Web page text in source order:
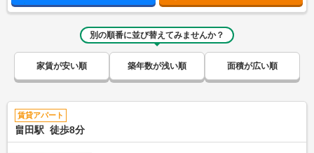
別の順番に並び替えてみませんか？
家賃が安い順 築年数が浅い順 面積が広い順
賃貸アパート
畠田駅 徒歩8分